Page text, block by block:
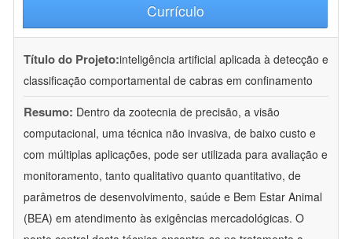
Currículo
Título do Projeto:inteligência artificial aplicada à detecção e
classificação comportamental de cabras em confinamento
Resumo: Dentro da zootecnia de precisão, a visão
computacional, uma técnica não invasiva, de baixo custo e
com múltiplas aplicações, pode ser utilizada para avaliação e
monitoramento, tanto qualitativo quanto quantitativo, de
parâmetros de desenvolvimento, saúde e Bem Estar Animal
(BEA) em atendimento às exigências mercadológicas. O